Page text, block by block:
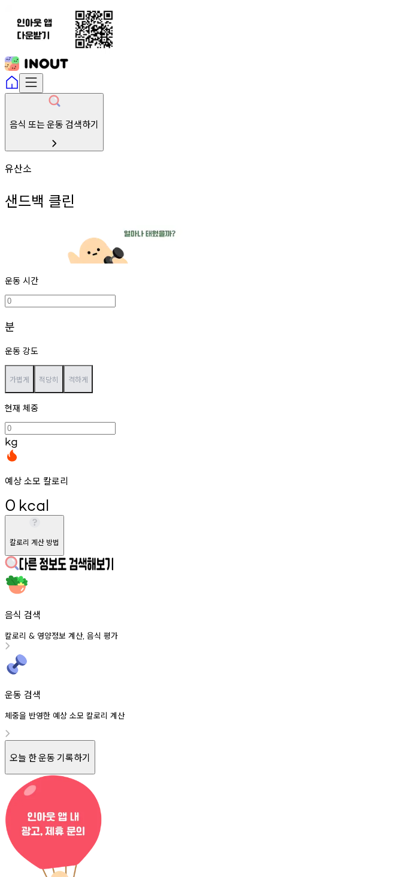
음식 또는 운동 검색하기
유산소
샌드백 클린
운동 시간
분
운동 강도
가볍게 적당히 격하게
현재 체중
kg
예상 소모 칼로리
0 kcal
칼로리 계산 방법
음식 검색
칼로리 & 영양정보 계산, 음식 평가
운동 검색
체중을 반영한 예상 소모 칼로리 계산
오늘 한 운동 기록하기